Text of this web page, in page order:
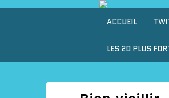
ACCUEIL
LES 20 PLUS